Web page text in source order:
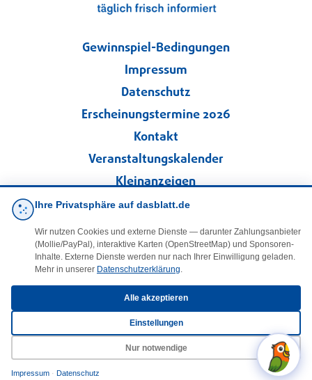
Gewinnspiel-Bedingungen
Impressum
Datenschutz
Erscheinungstermine 2026
Kontakt
Veranstaltungskalender
Kleinanzeigen
Folgen Sie uns!
facebook
E-Mail
Ihre Privatsphäre auf dasblatt.de
Wir nutzen Cookies und externe Dienste — darunter Zahlungsanbieter
(Mollie/PayPal), interaktive Karten (OpenStreetMap) und Sponsoren-
Inhalte. Externe Dienste werden nur nach Ihrer Einwilligung geladen.
Mehr in unserer Datenschutzerklärung.
Alle akzeptieren
Einstellungen
Nur notwendige
Impressum · Datenschutz